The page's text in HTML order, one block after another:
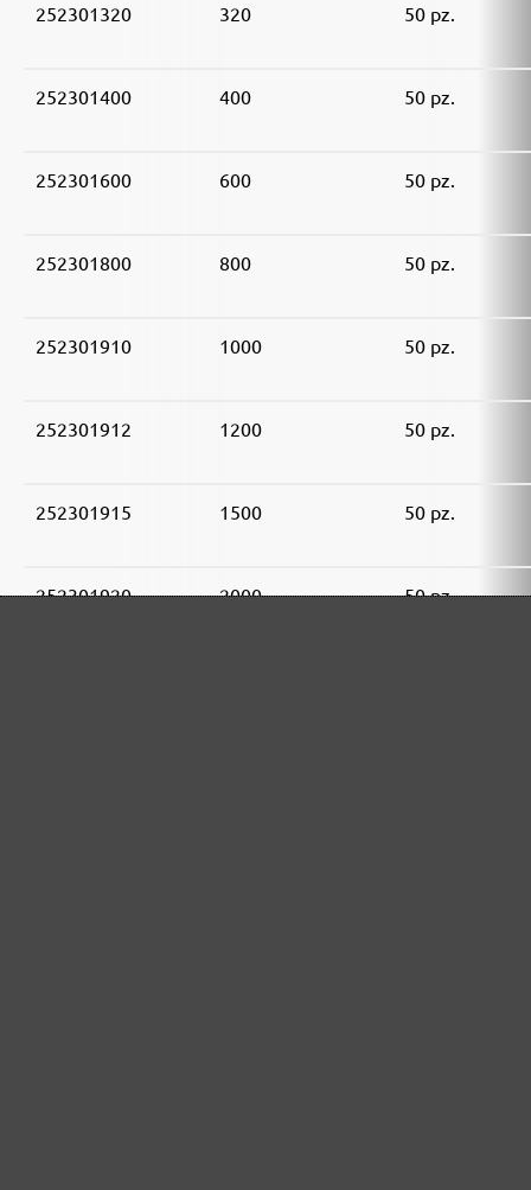
252301320 320 50 pz.
252301400 400 50 pz.
252301600 600 50 pz.
252301800 800 50 pz.
252301910 1000 50 pz.
252301912 1200 50 pz.
252301915 1500 50 pz.
252301920 2000 50 pz.